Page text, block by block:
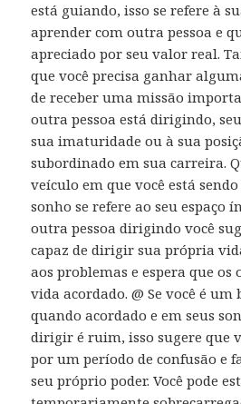
está guiando, isso se refere à
aprender com outra pessoa e
apreciado por seu valor real.
que você precisa ganhar
de receber uma missão
outra pessoa está dirigindo,
sua imaturidade ou à sua
subordinado em sua carreira.
veículo em que você está
sonho se refere ao seu espaço
outra pessoa dirigindo você
capaz de dirigir sua própria
aos problemas e espera que
vida acordado. @ Se você é
quando acordado e em seus
dirigir é ruim, isso sugere que
por um período de confusão e
seu próprio poder. Você pode